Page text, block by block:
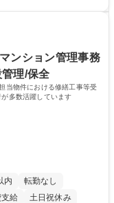
応 ・その他日常の総務
ンション管理事務
理/保全
当物件における修繕工事等受
多数活躍しています
内
転勤なし
給 土日祝休み